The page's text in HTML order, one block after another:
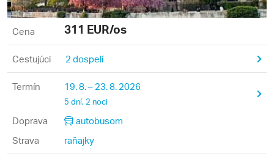
Cena 311 EUR/os
Cestujúci 2 dospelí
Termín 19. 8. – 23. 8. 2026
5 dní, 2 noci
Doprava
autobusom
Strava
raňajky